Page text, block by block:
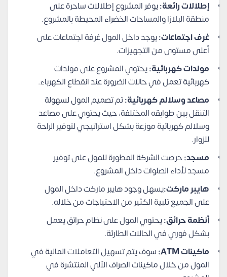
إطلالات رائعة:يوفر المشروع إطلالات ساحرة على
منطقة البلازا والمساحات الخضراء المحيطة بالمشروع.
غرف اجتماعات:يوجد داخل المول غرفة اجتماعات على
أعلى مستوى من التجهيزات.
مولدات كهربائية:يحتوي المشروع على مولدات
كهربائية تعمل في حالات الضرورة عند انقطاع الكهرباء.
مصاعد وسلالم كهربائية:تم تصميم المول لسهولة
التنقل بين طوابقه المختلفة، حيث يحتوي على مصاعد
وسلالم كهربائية موزعة بشكل استراتيجي لتوفير الراحة
للزوار.
مسجد:حرصت الشركة المطورة للمول على توفير
مسجد لأداء الصلوات داخل المشروع.
هايبر ماركت:يسهل وجود هايبر ماركت داخل المول
على الجميع تلبية الكثير من الاحتياجات من خلاله.
أنظمة حرائق:يحتوي المول على نظام حرائق يعمل
بشكل فوري في الحالات الطارئة.
ماكينات ATM:
سوف يتم تسهيل التعاملات المالية في
المول من خلال ماكينات الصراف الآلي المنتشرة في